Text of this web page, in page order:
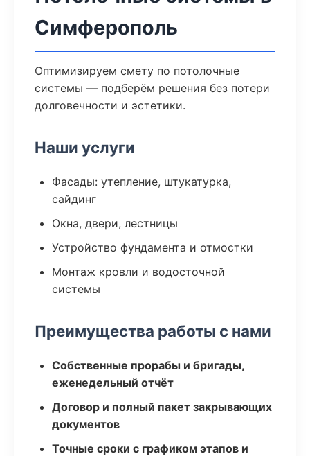
Симферополь
Оптимизируем смету по потолочные
системы — подберём решения без потери
долговечности и эстетики.
Наши услуги
Фасады: утепление, штукатурка,
сайдинг
Окна, двери, лестницы
Устройство фундамента и отмостки
Монтаж кровли и водосточной
системы
Преимущества работы с нами
Собственные прорабы и бригады,
еженедельный отчёт
Договор и полный пакет закрывающих
документов
Точные сроки с графиком этапов и